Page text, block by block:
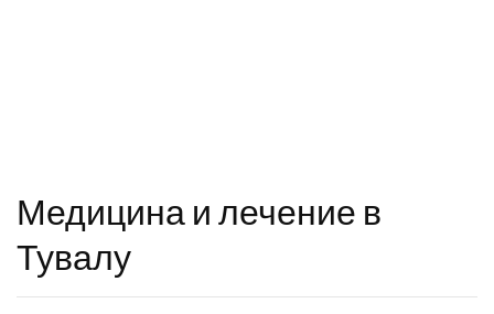
Медицина и лечение в
Тувалу